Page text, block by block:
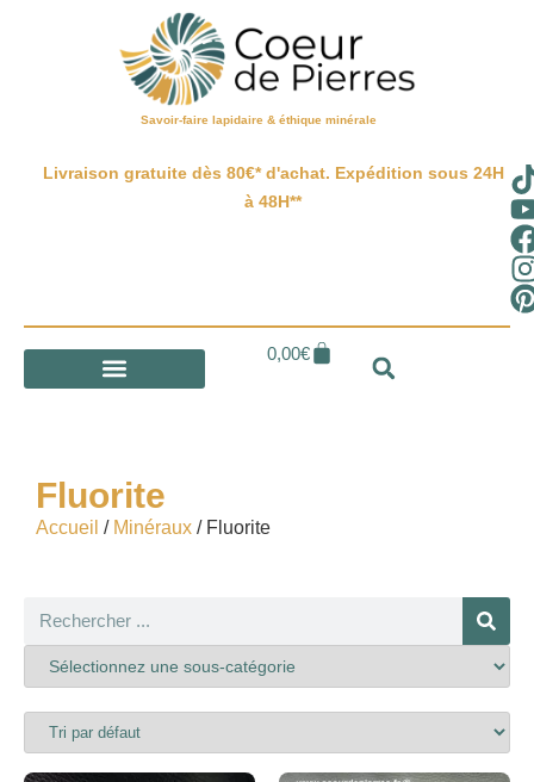
Savoir-faire lapidaire & éthique minérale
Livraison gratuite dès 80€* d'achat. Expédition sous 24H
à 48H**
0,00€
Fluorite
Accueil / Minéraux / Fluorite